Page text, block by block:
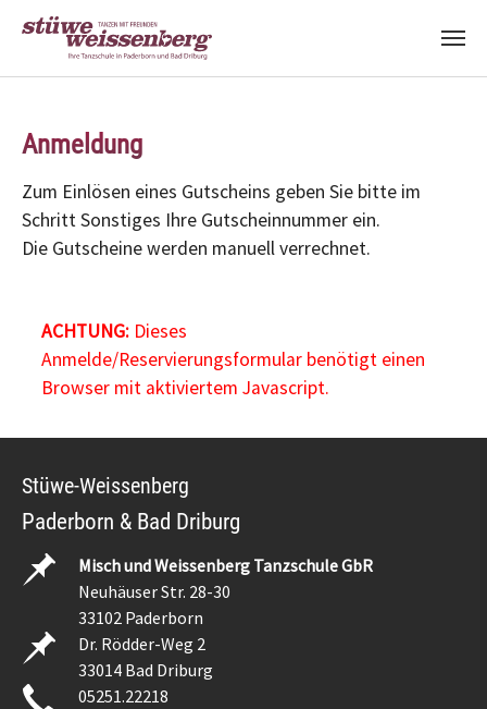
Anmeldung
Zum Einlösen eines Gutscheins geben Sie bitte im
Schritt Sonstiges Ihre Gutscheinnummer ein.
Die Gutscheine werden manuell verrechnet.
ACHTUNG:Dieses
Anmelde/Reservierungsformular benötigt einen
Browser mit aktiviertem Javascript.
Stüwe-Weissenberg
Paderborn & Bad Driburg
Misch und Weissenberg Tanzschule GbR
Neuhäuser Str. 28-30
33102 Paderborn
Dr. Rödder-Weg 2
33014 Bad Driburg
05251.22218